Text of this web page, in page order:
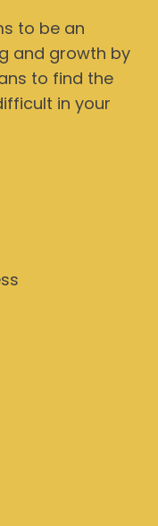
to be an
and growth by
to find the
in your